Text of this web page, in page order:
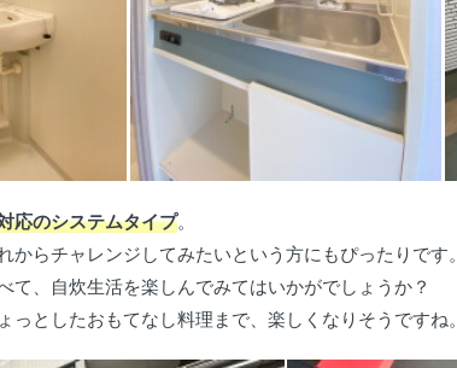
応のシステムタイプ。
からチャレンジしてみたいという方にもぴったりです。
て、自炊生活を楽しんでみてはいかがでしょうか？
っとしたおもてなし料理まで、楽しくなりそうですね。